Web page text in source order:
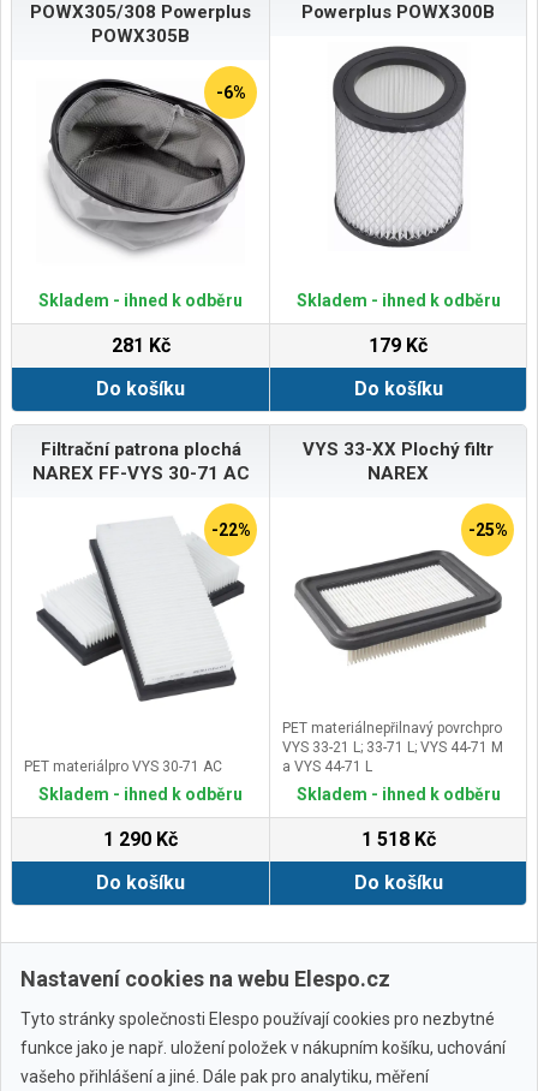
POWX305/308 Powerplus
POWX305B
-6%
Skladem - ihned k odběru
281 Kč
Do košíku
Powerplus POWX300B
Skladem - ihned k odběru
179 Kč
Do košíku
Filtrační patrona plochá
NAREX FF-VYS 30-71 AC
-22%
PET materiálpro VYS 30-71 AC
Skladem - ihned k odběru
1 290 Kč
Do košíku
VYS 33-XX Plochý filtr
NAREX
-25%
PET materiálnepřilnavý povrchpro
VYS 33-21 L; 33-71 L; VYS 44-71 M
a VYS 44-71 L
Skladem - ihned k odběru
1 518 Kč
Do košíku
Zobrazit další
Nastavení cookies na webu Elespo.cz
Tyto stránky společnosti Elespo používají cookies pro nezbytné
funkce jako je např. uložení položek v nákupním košíku, uchování
vašeho přihlášení a jiné. Dále pak pro analytiku, měření